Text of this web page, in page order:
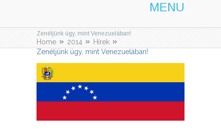
MENU
Zenéljünk úgy, mint Venezuelában!
Home 2014
Hírek
Zenéljünk úgy, mint Venezuelában!